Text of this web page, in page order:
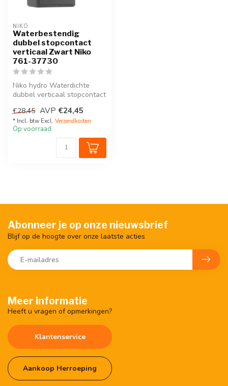
NIKO
Waterbestendig
dubbel stopcontact
verticaal Zwart Niko
761-37730
Niko hydro Waterdichte
dubbel verticaal stopcontact
doos...
€28,45 AVP €24,45
* Incl. btw Excl. Verzendkosten
Op voorraad
Meer informatie
Heeft u vragen of opmerkingen?
Klantenservice
Aankoop Herroeping
Abonneer je op onze nieuwsbrief
Blijf op de hoogte over onze laatste acties